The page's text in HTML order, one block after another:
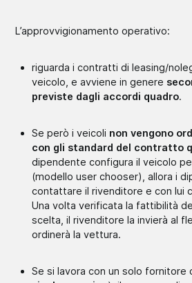
L’approvvigionamento operativo:
riguarda i contratti di leasing/
veicolo, e avviene in genere
previste dagli accordi quadro.
Se però i veicoli non vengono
con gli standard del contratto
dipendente configura il veicolo
(modello user chooser), allora i
contattare il rivenditore e con lui
Una volta verificata la fattibilità
scelta, il rivenditore la invierà al
ordinerà la vettura.
Se si lavora con un solo fornitore